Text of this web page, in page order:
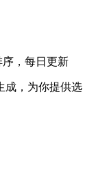
，每日更新
成，为你提供选